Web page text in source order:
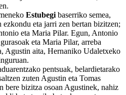
Estubegi baserriko semea,
eta jarri zen bertan bizitzen;
eta Maria Pilar. Egun, Antonio
eta Maria Pilar, arreba
Agustin aita, Hernaniko Udaletxeko
pentsuak, belardietarako
zuten Agustin eta Tomas
bere bizitza osoan Agustinek, nahiz